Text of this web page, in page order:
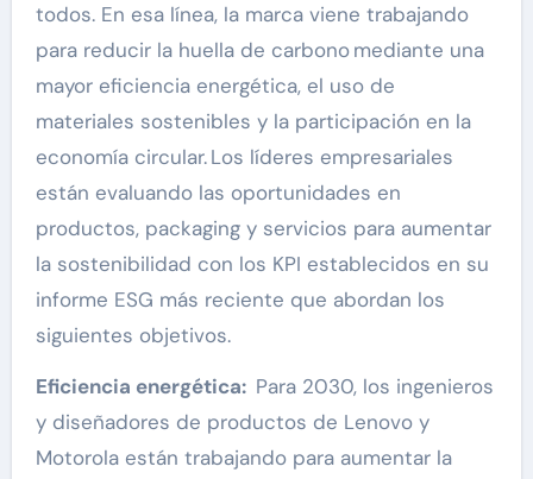
todos. En esa línea, la marca viene trabajando
para reducir la huella de carbono mediante una
mayor eficiencia energética, el uso de
materiales sostenibles y la participación en la
economía circular. Los líderes empresariales
están evaluando las oportunidades en
productos, packaging y servicios para aumentar
la sostenibilidad con los KPI establecidos en su
informe ESG más reciente que abordan los
siguientes objetivos.
Eficiencia energética:Para 2030, los ingenieros
y diseñadores de productos de Lenovo y
Motorola están trabajando para aumentar la